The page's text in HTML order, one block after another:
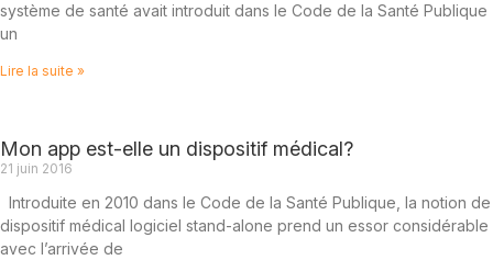
système de santé avait introduit dans le Code de la Santé Publique
un
Lire la suite »
Mon app est-elle un dispositif médical?
21 juin 2016
Introduite en 2010 dans le Code de la Santé Publique, la notion de
dispositif médical logiciel stand-alone prend un essor considérable
avec l’arrivée de